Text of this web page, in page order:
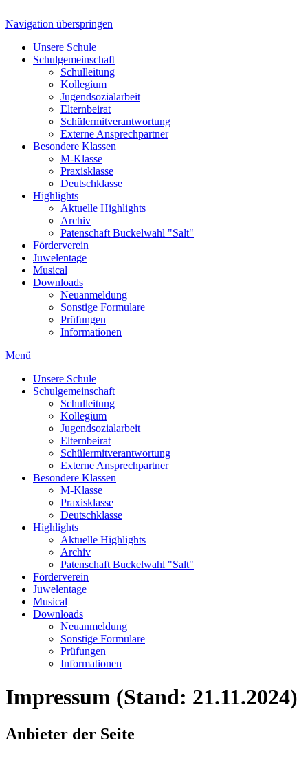
Navigation überspringen
Unsere Schule
Schulgemeinschaft
Schulleitung
Kollegium
Jugendsozialarbeit
Elternbeirat
Schülermitverantwortung
Externe Ansprechpartner
Besondere Klassen
M-Klasse
Praxisklasse
Deutschklasse
Highlights
Aktuelle Highlights
Archiv
Patenschaft Buckelwahl "Salt"
Förderverein
Juwelentage
Musical
Downloads
Neuanmeldung
Sonstige Formulare
Prüfungen
Informationen
Menü
Unsere Schule
Schulgemeinschaft
Schulleitung
Kollegium
Jugendsozialarbeit
Elternbeirat
Schülermitverantwortung
Externe Ansprechpartner
Besondere Klassen
M-Klasse
Praxisklasse
Deutschklasse
Highlights
Aktuelle Highlights
Archiv
Patenschaft Buckelwahl "Salt"
Förderverein
Juwelentage
Musical
Downloads
Neuanmeldung
Sonstige Formulare
Prüfungen
Informationen
Impressum (Stand: 21.11.2024)
Anbieter der Seite